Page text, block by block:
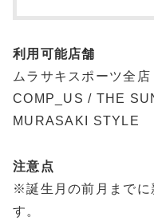
利用可能店舗
ムラサキスポーツ全
COMP_US / THE
MURASAKI STYLE
注意点
※誕生月の前月までに
す。